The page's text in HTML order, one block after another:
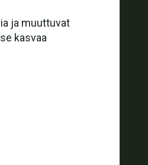
ja muuttuvat
kasvaa